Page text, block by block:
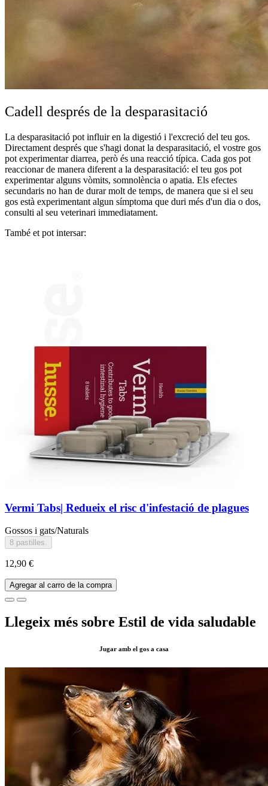
Cadell després de la desparasitació
La desparasitació pot influir en la digestió i l'excreció del teu gos.
Directament després que s'hagi donat la desparasitació, el vostre gos
pot experimentar diarrea, però és una reacció típica. Cada gos pot
reaccionar de manera diferent a la desparasitació: el teu gos pot
experimentar alguns vòmits, somnolència o apatia. Els efectes
secundaris no han de durar molt de temps, de manera que si el seu
gos està experimentant algun símptoma que duri més d'un dia o dos,
consulti al seu veterinari immediatament.
També et pot intersar:
Vermi Tabs| Redueix el risc d'infestació de plagues
Gossos i gats/Naturals
8 pastilles.
12,90 €
Agregar al carro de la compra
Llegeix més sobre Estil de vida saludable
Jugar amb el gos a casa